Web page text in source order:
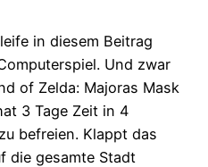
in diesem Beitrag
Und zwar
of Zelda: Majoras Mask
3 Tage Zeit in 4
befreien. Klappt das
die gesamte Stadt